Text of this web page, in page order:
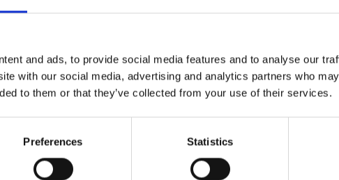
and ads, to provide social media features and to analyse our
with our social media, advertising and analytics partners who
to them or that they’ve collected from your use of their services.
Preferences Statistics
omvat inspecties van de tankwanden, koppelingen, kleppen
gaat uit naar de afdichtingen en drukventielen, omdat defecten
veroorzaken. Bovendien worden chassis, remsystemen en
veiligheid op de weg.
omvat het vervangen van versleten onderdelen zoals
en slangen, evenals het doorspoelen van verstopte leidingen. Een